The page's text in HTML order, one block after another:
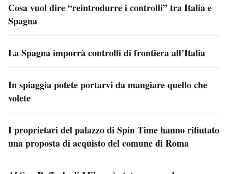
Cosa vuol dire “reintrodurre i controlli” tra Italia e
Spagna
La Spagna imporrà controlli di frontiera all’Italia
In spiaggia potete portarvi da mangiare quello che
volete
I proprietari del palazzo di Spin Time hanno rifiutato
una proposta di acquisto del comune di Roma